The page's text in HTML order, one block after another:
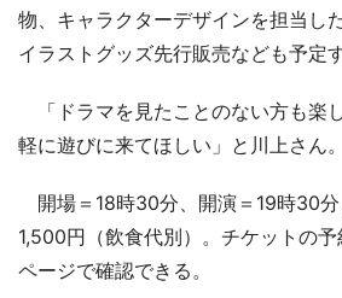
物、キャラクターデザインを担当し
イラストグッズ先行販売なども予定す
「ドラマを見たことのない方も楽
軽に遊びに来てほしい」と川上さん。
開場＝18時30分、開演＝19時30
1,500円（飲食代別）。チケットの
ページで確認できる。